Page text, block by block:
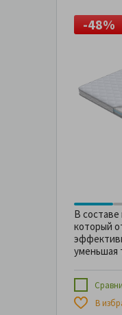
-48%
В
который
уменьшая
В